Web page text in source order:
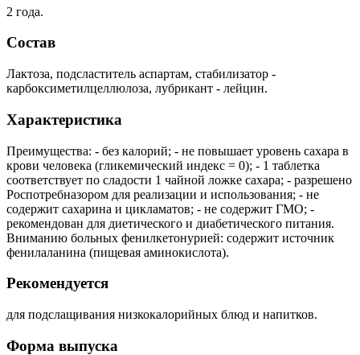
2 года.
Состав
Лактоза, подсластитель аспартам, стабилизатор -
карбоксиметилцеллюлоза, лубрикант - лейцин.
Характеристика
Преимущества: - без калорий; - не повышает уровень сахара в
крови человека (гликемический индекс = 0); - 1 таблетка
соответствует по сладости 1 чайной ложке сахара; - разрешено
Роспотребназором для реализации и использования; - не
содержит сахарина и цикламатов; - не содержит ГМО; -
рекомендован для диетического и диабетического питания.
Вниманию больных фенилкетонурией: содержит источник
фенилаланина (пищевая аминокислота).
Рекомендуется
для подслащивания низкокалорийных блюд и напитков.
Форма выпуска